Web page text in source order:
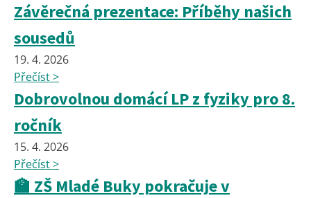
Závěrečná prezentace: Příběhy našich
sousedů
19. 4. 2026
Přečíst >
Dobrovolnou domácí LP z fyziky pro 8.
ročník
15. 4. 2026
Přečíst >
🏫 ZŠ Mladé Buky pokračuje v